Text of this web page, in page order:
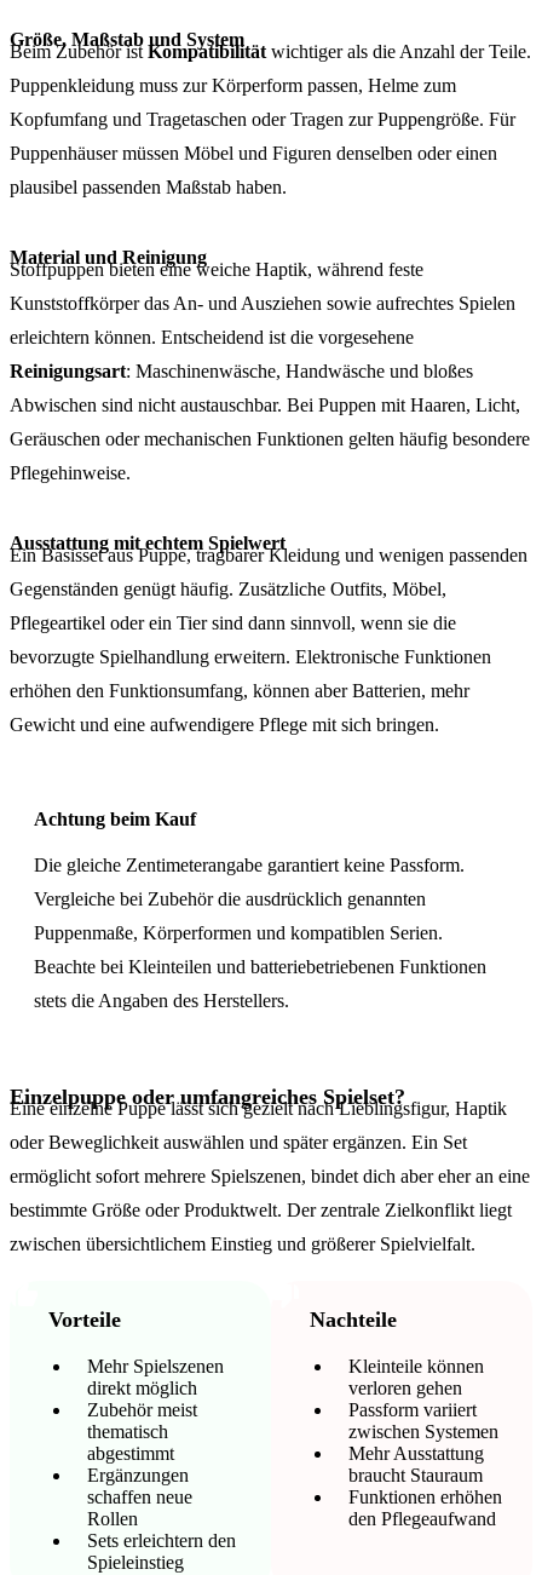
Größe, Maßstab und System
Beim Zubehör ist Kompatibilität wichtiger als die Anzahl der Teile.
Puppenkleidung muss zur Körperform passen, Helme zum
Kopfumfang und Tragetaschen oder Tragen zur Puppengröße. Für
Puppenhäuser müssen Möbel und Figuren denselben oder einen
plausibel passenden Maßstab haben.
Material und Reinigung
Stoffpuppen bieten eine weiche Haptik, während feste
Kunststoffkörper das An- und Ausziehen sowie aufrechtes Spielen
erleichtern können. Entscheidend ist die vorgesehene
Reinigungsart: Maschinenwäsche, Handwäsche und bloßes
Abwischen sind nicht austauschbar. Bei Puppen mit Haaren, Licht,
Geräuschen oder mechanischen Funktionen gelten häufig besondere
Pflegehinweise.
Ausstattung mit echtem Spielwert
Ein Basisset aus Puppe, tragbarer Kleidung und wenigen passenden
Gegenständen genügt häufig. Zusätzliche Outfits, Möbel,
Pflegeartikel oder ein Tier sind dann sinnvoll, wenn sie die
bevorzugte Spielhandlung erweitern. Elektronische Funktionen
erhöhen den Funktionsumfang, können aber Batterien, mehr
Gewicht und eine aufwendigere Pflege mit sich bringen.
Achtung beim Kauf
Die gleiche Zentimeterangabe garantiert keine Passform.
Vergleiche bei Zubehör die ausdrücklich genannten
Puppenmaße, Körperformen und kompatiblen Serien.
Beachte bei Kleinteilen und batteriebetriebenen Funktionen
stets die Angaben des Herstellers.
Einzelpuppe oder umfangreiches Spielset?
Eine einzelne Puppe lässt sich gezielt nach Lieblingsfigur, Haptik
oder Beweglichkeit auswählen und später ergänzen. Ein Set
ermöglicht sofort mehrere Spielszenen, bindet dich aber eher an eine
bestimmte Größe oder Produktwelt. Der zentrale Zielkonflikt liegt
zwischen übersichtlichem Einstieg und größerer Spielvielfalt.
Vorteile
Mehr Spielszenen
direkt möglich
Zubehör meist
thematisch
abgestimmt
Ergänzungen
schaffen neue
Rollen
Sets erleichtern den
Spieleinstieg
Nachteile
Kleinteile können
verloren gehen
Passform variiert
zwischen Systemen
Mehr Ausstattung
braucht Stauraum
Funktionen erhöhen
den Pflegeaufwand